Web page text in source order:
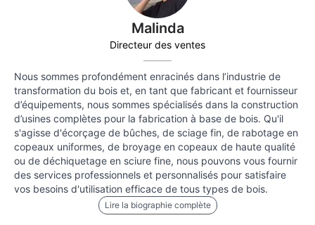
Malinda
Directeur des ventes
Nous sommes profondément enracinés dans l’industrie de
transformation du bois et, en tant que fabricant et fournisseur
d’équipements, nous sommes spécialisés dans la construction
d’usines complètes pour la fabrication à base de bois. Qu'il
s'agisse d'écorçage de bûches, de sciage fin, de rabotage en
copeaux uniformes, de broyage en copeaux de haute qualité
ou de déchiquetage en sciure fine, nous pouvons vous fournir
des services professionnels et personnalisés pour satisfaire
vos besoins d'utilisation efficace de tous types de bois.
Lire la biographie complète